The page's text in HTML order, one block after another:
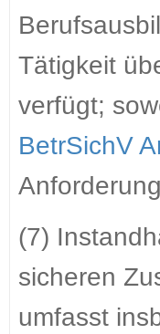
Tätigkeit
verfügt;
BetrSichV
(7)
sicheren
umfasst